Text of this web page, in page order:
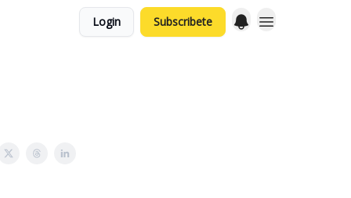
Login Subscribete